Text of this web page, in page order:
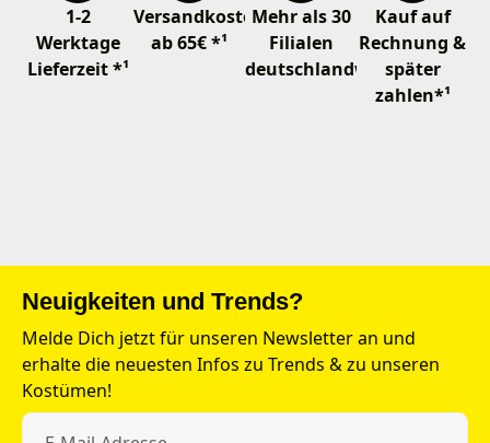
1-2
Werktage
Lieferzeit *¹
Versandkostenfrei
ab 65€ *¹
Mehr als 30
Filialen
deutschlandweit
Kauf auf
Rechnung &
später
zahlen*¹
Neuigkeiten und Trends?
Melde Dich jetzt für unseren Newsletter an und
erhalte die neuesten Infos zu Trends & zu unseren
Kostümen!